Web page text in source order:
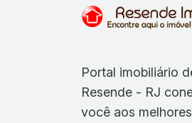
Portal imobiliário
Resende - RJ
você aos